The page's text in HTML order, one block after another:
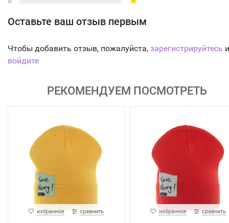
Оставьте ваш отзыв первым
Чтобы добавить отзыв, пожалуйста, зарегистрируйтесь
войдите
РЕКОМЕНДУЕМ ПОСМОТРЕТЬ
избранное сравнить избранное сравнить